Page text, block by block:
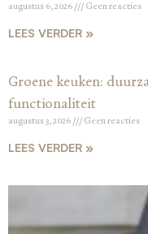
augustus 6, 2026 Geen reacties
LEES VERDER »
Groene keuken:
functionaliteit
augustus 3, 2026 Geen reacties
LEES VERDER »